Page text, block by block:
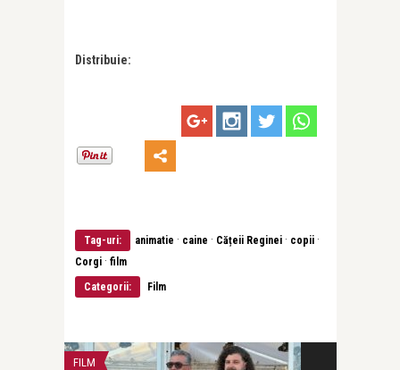
Distribuie:
Tag-uri: animatie · caine · Cățeii Reginei · copii ·
Corgi · film
Categorii:
Film
FILM